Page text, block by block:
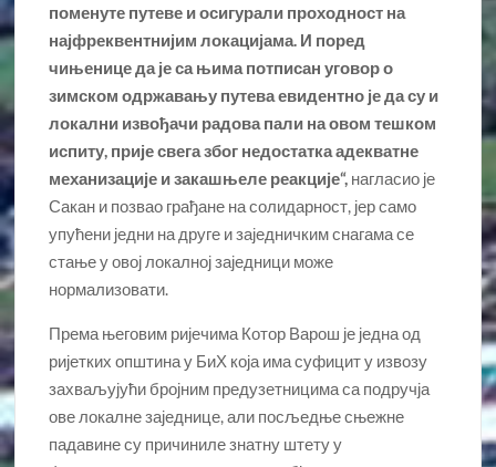
поменуте путеве и осигурали проходност на
најфреквентнијим локацијама. И поред
чињенице да је са њима потписан уговор о
зимском одржавању путева евидентно је да су и
локални извођачи радова пали на овом тешком
испиту, прије свега због недостатка адекватне
механизације и закашњеле реакције“, нагласио је
Сакан и позвао грађане на солидарност, јер само
упућени једни на друге и заједничким снагама се
стање у овој локалној заједници може
нормализовати.
Према његовим ријечима Котор Варош је једна од
ријетких општина у БиХ која има суфицит у извозу
захваљујући бројним предузетницима са подручја
ове локалне заједнице, али посљедње сњежне
падавине су причиниле знатну штету у